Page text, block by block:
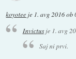
koyotee je 1. avg 2016 ob
Invictusje 1. avg
Saj ni prvi.